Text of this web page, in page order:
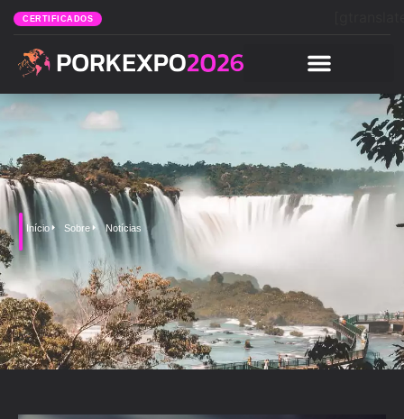
CERTIFICADOS
Início Sobre Notícias